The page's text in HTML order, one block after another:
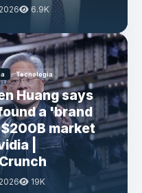
6.9K
Tecnologia
Huang says
a 'brand
market
|
19K